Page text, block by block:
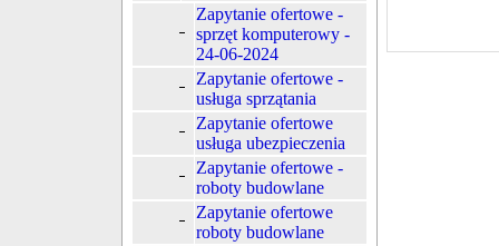
Zapytanie ofertowe -
sprzęt komputerowy -
24-06-2024
Zapytanie ofertowe -
usługa sprzątania
Zapytanie ofertowe
usługa ubezpieczenia
Zapytanie ofertowe -
roboty budowlane
Zapytanie ofertowe
roboty budowlane